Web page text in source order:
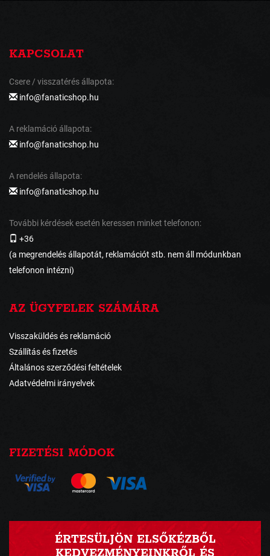
KAPCSOLAT
Csere / visszatérés állapota:
info@fanaticshop.hu
A reklamáció állapota:
info@fanaticshop.hu
A rendelés állapota:
info@fanaticshop.hu
További kérdések esetén keressen minket telefonon:
+36
(a megrendelés állapotát, reklamációt stb. nem áll módunkban
telefonon intézni)
AZ ÜGYFELEK SZÁMÁRA
Visszaküldés és reklamáció
Szállítás és fizetés
Általános szerződési feltételek
Adatvédelmi irányelvek
FIZETÉSI MÓDOK
ÉRTESÜLJÖN ELSŐKÉZBŐL